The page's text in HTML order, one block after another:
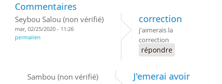
Commentaires
Seybou Salou (non vérifié)
mar, 02/25/2020 - 11:26
permalien
correction
j'aimerais la
correction
répondre
Sambou (non vérifié)
J'emerai avoir